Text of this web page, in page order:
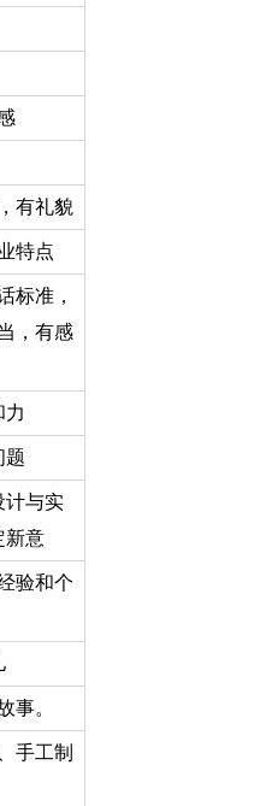
有礼貌
特点
标准，
，有感
力
题
计与实
新意
验和个
事。
手工制